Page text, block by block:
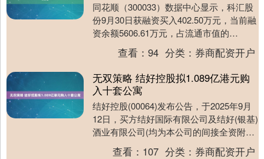
同花顺（300033）数据中心显示，科汇股
份9月30日获融资买入402.50万元，当前融
资余额5606.61万元，占流通市值的
3.12%，超过历史70%分位水平....
查看：94 分类： 券商配资开户
无双策略 结好控股拟1.089亿港元购
入十套公寓
结好控股(00064)发布公告，于2025年9月
12日，买方结好国际有限公司及结好(银基)
酒业有限公司(均为本公司的间接全资附属
公司)与卖方订立临时买卖合约，以....
查看： 107 分类： 券商配资开户